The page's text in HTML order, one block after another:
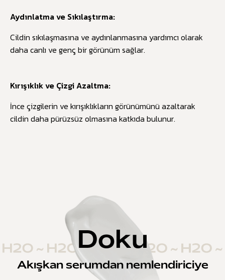
Aydınlatma ve Sıkılaştırma:
Cildin sıkılaşmasına ve aydınlanmasına yardımcı olarak
daha canlı ve genç bir görünüm sağlar.
Kırışıklık ve Çizgi Azaltma:
İnce çizgilerin ve kırışıklıkların görünümünü azaltarak
cildin daha pürüzsüz olmasına katkıda bulunur.
Doku
Akışkan serumdan nemlendiriciye